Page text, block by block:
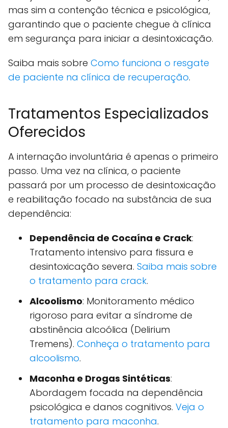
mas sim a contenção técnica e psicológica,
garantindo que o paciente chegue à clínica
em segurança para iniciar a desintoxicação.
Saiba mais sobre Como funciona o resgate
de paciente na clínica de recuperação.
Tratamentos Especializados
Oferecidos
A internação involuntária é apenas o primeiro
passo. Uma vez na clínica, o paciente
passará por um processo de desintoxicação
e reabilitação focado na substância de sua
dependência:
Dependência de Cocaína e Crack:
Tratamento intensivo para fissura e
desintoxicação severa. Saiba mais sobre
o tratamento para crack.
Alcoolismo: Monitoramento médico
rigoroso para evitar a síndrome de
abstinência alcoólica (Delirium
Tremens). Conheça o tratamento para
alcoolismo.
Maconha e Drogas Sintéticas:
Abordagem focada na dependência
psicológica e danos cognitivos. Veja o
tratamento para maconha.